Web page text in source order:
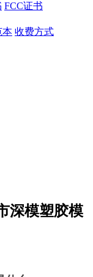
FCC证书
本 收费方式
深模塑胶模